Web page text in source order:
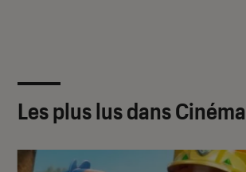
Les plus lus dans Cinéma